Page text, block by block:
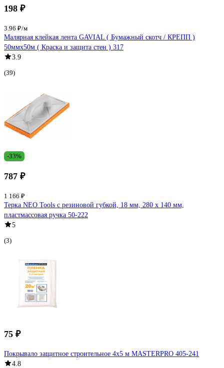
198 ₽
3.96 ₽/м
Малярная клейкая лента GAVIAL ( Бумажный скотч / КРЕПП )
50ммх50м ( Краска и защита стен ) 317
3.9
(39)
-33%
787 ₽
1 166 ₽
Терка NEO Tools с резиновой губкой, 18 мм, 280 x 140 мм,
пластмассовая ручка 50-222
5
(3)
75 ₽
Покрывало защитное строительное 4х5 м MASTERPRO 405-241
4.8